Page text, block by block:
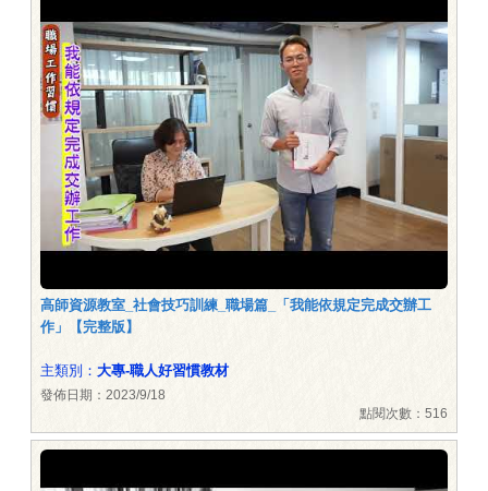
高師資源教室_社會技巧訓練_職場篇_「我能依規定完成交辦工
作」【完整版】
主類別： 大專-職人好習慣教材
發佈日期：2023/9/18
點閱次數：516